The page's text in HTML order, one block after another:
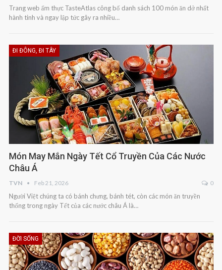
Trang web ẩm thực TasteAtlas công bố danh sách 100 món ăn dở nhất
hành tinh và ngay lập tức gây ra nhiều…
ĐI ĐÔNG, ĐI TÂY
Món May Mắn Ngày Tết Cổ Truyền Của Các Nước
Châu Á
TVN Feb 21, 2026 0
Người Việt chúng ta có bánh chưng, bánh tét, còn các món ăn truyền
thống trong ngày Tết của các nước châu Á là…
ĐỜI SỐNG